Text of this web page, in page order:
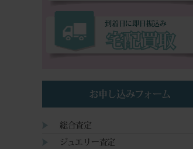
到着日に即日振込み
宅配買取
お申し込みフォーム
総合査定
ジュエリー査定